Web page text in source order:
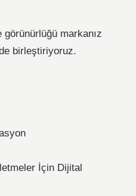
markanız
birleştiriyoruz.
İçin Dijital